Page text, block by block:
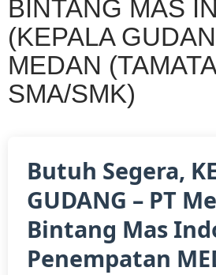
BINTANG MAS
(KEPALA
MEDAN
SMA/SMK)
Butuh Segera,
GUDANG – PT
Bintang Mas
Penempatan